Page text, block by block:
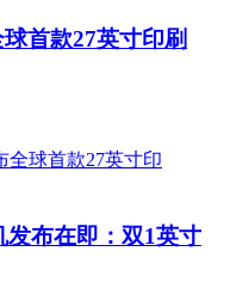
首款27英寸印刷
发布在即：双1英寸